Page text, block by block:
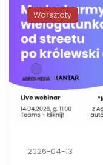
Warsztaty
2026-04-13